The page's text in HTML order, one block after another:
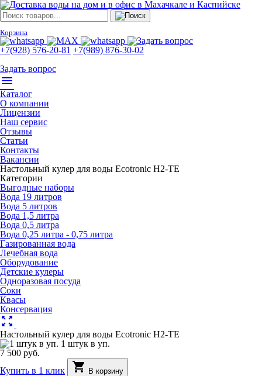
Корзина
+7(928) 576-20-81 +7(989) 876-30-02
Задать вопрос
menu
Каталог
О компании
Лицензии
Наш сервис
Отзывы
Статьи
Контакты
Вакансии
Настольный кулер для воды Ecotronic H2-TE
Категории
Выгодные наборы
Вода 19 литров
Вода 5 литров
Вода 1,5 литра
Вода 0,5 литра
Вода 0,25 литра - 0,75 литра
Газированная вода
Лечебная вода
Оборудование
Детские кулеры
Одноразовая посуда
Соки
Квасы
Консервация
zoom_out_map
Настольный кулер для воды Ecotronic H2-TE
1 штук в уп.
7 500 руб.
Купить в 1 клик
shopping_cart В корзину